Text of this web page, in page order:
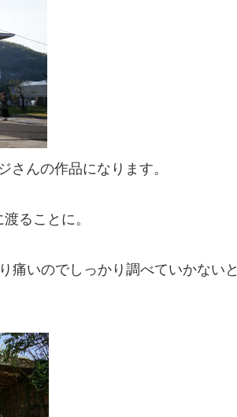
さんの作品になります。
ることに。
痛いのでしっかり調べていかないと